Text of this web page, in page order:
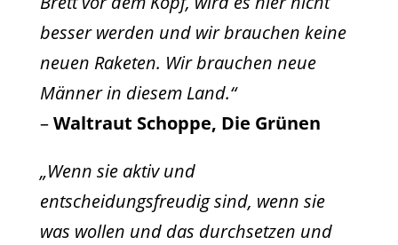
besser werden und wir brauchen keine
neuen Raketen. Wir brauchen neue
Männer in diesem Land.“
–Waltraut Schoppe, Die Grünen
„Wenn sie aktiv und
entscheidungsfreudig sind, wenn sie
was wollen und das durchsetzen und